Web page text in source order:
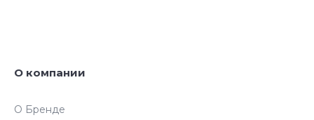
О компании
О Бренде